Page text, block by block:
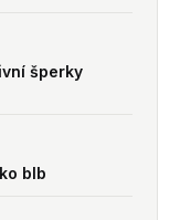
šperky
blb